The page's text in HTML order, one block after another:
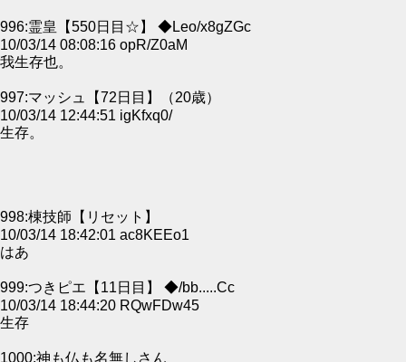
996:霊皇【550日目☆】 ◆Leo/x8gZGc
10/03/14 08:08:16 opR/Z0aM
我生存也。
997:マッシュ【72日目】（20歳）
10/03/14 12:44:51 igKfxq0/
生存。
998:棟技師【リセット】
10/03/14 18:42:01 ac8KEEo1
はあ
999:つきピエ【11日目】 ◆/bb.....Cc
10/03/14 18:44:20 RQwFDw45
生存
1000:神も仏も名無しさん